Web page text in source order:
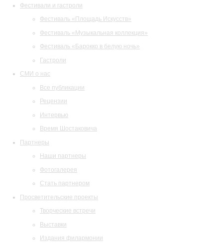
Фестивали и гастроли
Фестиваль «Площадь Искусств»
Фестиваль «Музыкальная коллекция»
Фестиваль «Барокко в белую ночь»
Гастроли
СМИ о нас
Все публикации
Рецензии
Интервью
Время Шостаковича
Партнеры
Наши партнеры
Фотогалерея
Стать партнером
Просветительские проекты
Творческие встречи
Выставки
Издания филармонии